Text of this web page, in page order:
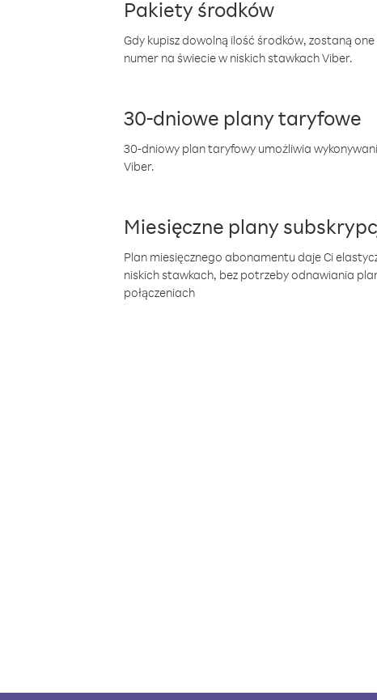
Pakiety środków
Gdy kupisz dowolną ilość środków, zostaną
numer na świecie w niskich stawkach Viber.
30-dniowe plany taryfowe
30-dniowy plan taryfowy umożliwia
Viber.
Miesięczne plany
Plan miesięcznego abonamentu daje Ci
niskich stawkach, bez potrzeby odnawiania
połączeniach